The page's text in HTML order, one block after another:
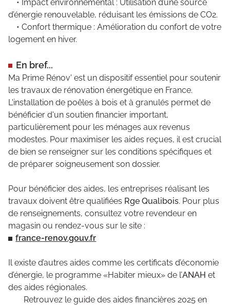
• Impact environnemental : Utilisation d’une source
d’énergie renouvelable, réduisant les émissions de CO2.
• Confort thermique : Amélioration du confort de votre
logement en hiver.
En bref...
Ma Prime Rénov' est un dispositif essentiel pour soutenir
les travaux de rénovation énergétique en France.
L'installation de poêles à bois et à granulés permet de
bénéficier d'un soutien financier important,
particulièrement pour les ménages aux revenus
modestes. Pour maximiser les aides reçues, il est crucial
de bien se renseigner sur les conditions spécifiques et
de préparer soigneusement son dossier.
Pour bénéficier des aides, les entreprises réalisant les
travaux doivent être qualifiées Rge Qualibois. Pour plus
de renseignements, consultez votre revendeur en
magasin ou rendez-vous sur le site :
france-renov.gouv.fr
Il existe d’autres aides comme les certificats d’économie
d’énergie, le programme «Habiter mieux» de l’ANAH et
des aides régionales.
Retrouvez le guide des aides financières 2025 en